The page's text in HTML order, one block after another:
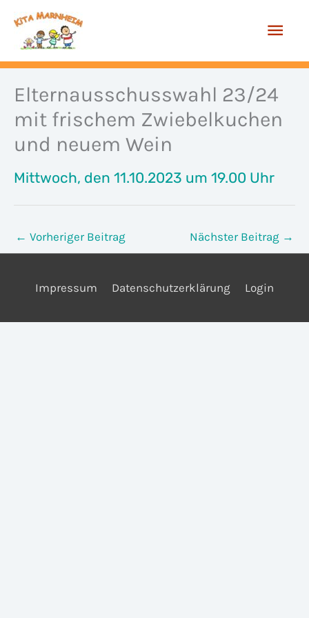
Inhalt
springen
Elternausschusswahl 23/24
mit frischem Zwiebelkuchen
und neuem Wein
Mittwoch, den 11.10.2023 um 19.00 Uhr
← Vorheriger Beitrag Nächster Beitrag →
Impressum Datenschutzerklärung Login